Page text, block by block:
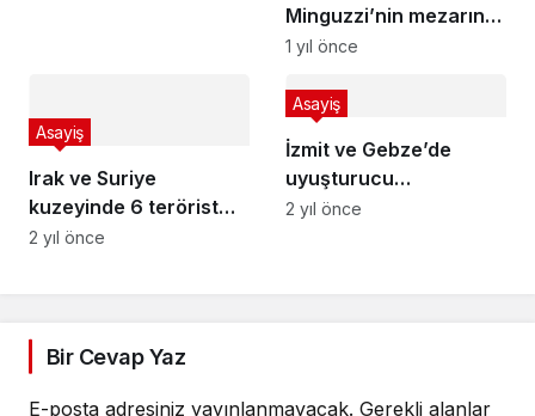
Minguzzi’nin mezarına
saldıran şüpheli
1 yıl önce
Irak ve Suriye
kuzeyinde 6 terörist
etkisiz!
Asayiş
2 yıl önce
İzmit ve Gebze’de
uyuşturucu
operasyonu
Asayiş
2 yıl önce
Bir Cevap Yaz
E-posta adresiniz yayınlanmayacak. Gerekli alanlar